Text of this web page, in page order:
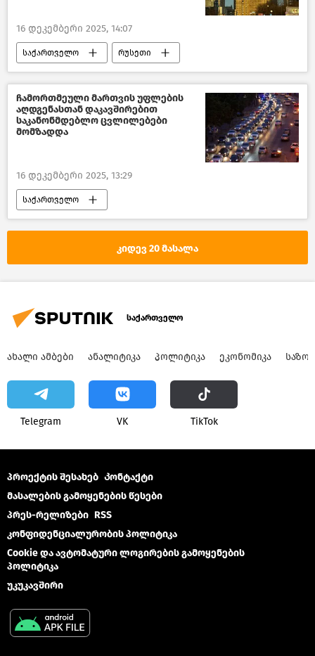
16 დეკემბერი 2025, 14:07
საქართველო რუსეთი
ქართულ–რუსული ურთიერთობები
პოლიტიკა ახალი ამბები
ჩამორთმეული მართვის უფლების
აღდგენასთან დაკავშირებით
საკანონმდებლო ცვლილებები
მომზადდა
16 დეკემბერი 2025, 13:29
საქართველო
საქართველოს შინაგან საქმეთა სამინისტრო
კანონმდებლობა ახალი ამბები
კიდევ 20 მასალა
საქართველო
ᲐᲮᲐᲚᲘ ᲐᲛᲑᲔᲑᲘ ᲐᲜᲐᲚᲘᲢᲘᲙᲐ ᲞᲝᲚᲘᲢᲘᲙᲐ ᲔᲙᲝᲜᲝᲛᲘᲙᲐ
Telegram VK ТikТоk
პროექტის შესახებ Კონტაქტი
მასალების გამოყენების წესები
პრეს-რელიზები RSS
კონფიდენციალურობის პოლიტიკა
Cookie და ავტომატური ლოგირების გამოყენების
პოლიტიკა
უკუკავშირი